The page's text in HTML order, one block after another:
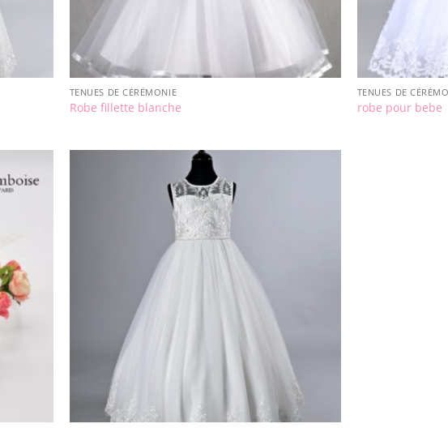
TENUES DE CÉRÉMONIE
Robe fillette blanche
TENUES DE
robe pour bebe